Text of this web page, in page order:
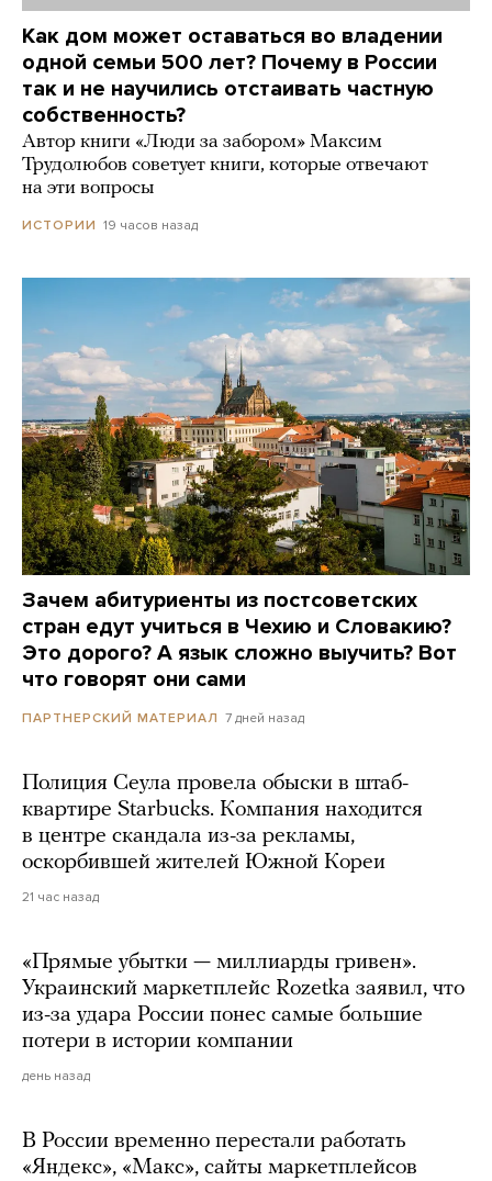
Как дом может оставаться во владении
одной семьи 500 лет? Почему в России
так и не научились отстаивать частную
собственность?
Автор книги «Люди за забором» Максим
Трудолюбов советует книги, которые отвечают
на эти вопросы
ИСТОРИИ 19 часов назад
Зачем абитуриенты из постсоветских
стран едут учиться в Чехию и Словакию?
Это дорого? А язык сложно выучить? Вот
что говорят они сами
ПАРТНЕРСКИЙ МАТЕРИАЛ 7 дней назад
Полиция Сеула провела обыски в штаб-
квартире Starbucks. Компания находится
в центре скандала из-за рекламы,
оскорбившей жителей Южной Кореи
21 час назад
«Прямые убытки — миллиарды гривен».
Украинский маркетплейс Rozetka заявил, что
из-за удара России понес самые большие
потери в истории компании
день назад
В России временно перестали работать
«Яндекс», «Макс», сайты маркетплейсов